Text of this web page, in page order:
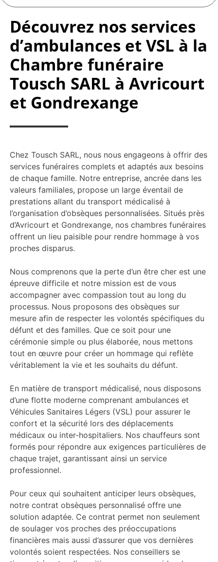
Découvrez nos services
d’ambulances et VSL à la
Chambre funéraire
Tousch SARL à Avricourt
et Gondrexange
Chez Tousch SARL, nous nous engageons à offrir des
services funéraires complets et adaptés aux besoins
de chaque famille. Notre entreprise, ancrée dans les
valeurs familiales, propose un large éventail de
prestations allant du transport médicalisé à
l’organisation d’obsèques personnalisées. Situés près
d’Avricourt et Gondrexange, nos chambres funéraires
offrent un lieu paisible pour rendre hommage à vos
proches disparus.
Nous comprenons que la perte d’un être cher est une
épreuve difficile et notre mission est de vous
accompagner avec compassion tout au long du
processus. Nous proposons des obsèques sur
mesure afin de respecter les volontés spécifiques du
défunt et des familles. Que ce soit pour une
cérémonie simple ou plus élaborée, nous mettons
tout en œuvre pour créer un hommage qui reflète
véritablement la vie et les souhaits du défunt.
En matière de transport médicalisé, nous disposons
d’une flotte moderne comprenant ambulances et
Véhicules Sanitaires Légers (VSL) pour assurer le
confort et la sécurité lors des déplacements
médicaux ou inter-hospitaliers. Nos chauffeurs sont
formés pour répondre aux exigences particulières de
chaque trajet, garantissant ainsi un service
professionnel.
Pour ceux qui souhaitent anticiper leurs obsèques,
notre contrat obsèques personnalisé offre une
solution adaptée. Ce contrat permet non seulement
de soulager vos proches des préoccupations
financières mais aussi d’assurer que vos dernières
volontés soient respectées. Nos conseillers se